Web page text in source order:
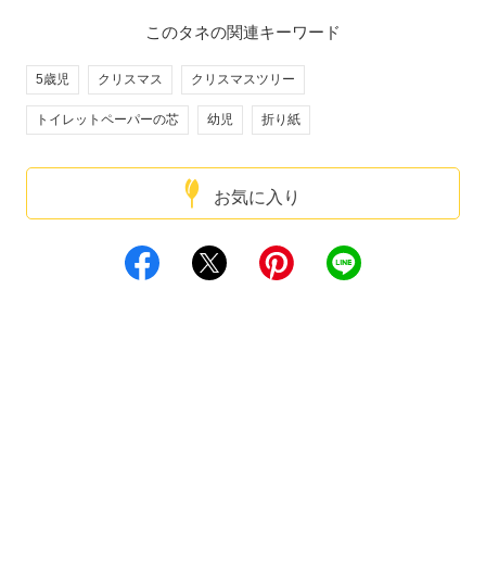
お気に入り
このタネの関連キーワード
5歳児 クリスマス クリスマスツリー
トイレットペーパーの芯 幼児 折り紙